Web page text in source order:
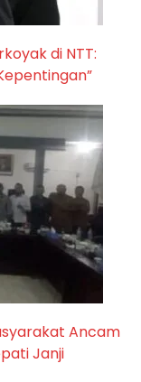
di NTT:
Ancam
Janji